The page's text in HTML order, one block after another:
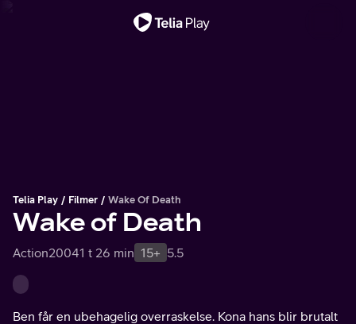
Telia Play Filmer Wake Of Death
Wake of Death
Action20041 t 26 min 15+ 5.5
Ben får en ubehagelig overraskelse. Kona hans blir brutalt